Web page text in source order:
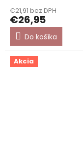
€21,91 bez DPH
€26,95
Do košíka
Akcia